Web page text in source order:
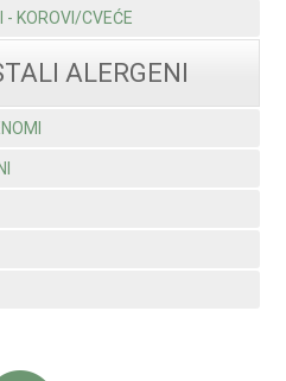
- KOROVI/CVEĆE
ALERGENI